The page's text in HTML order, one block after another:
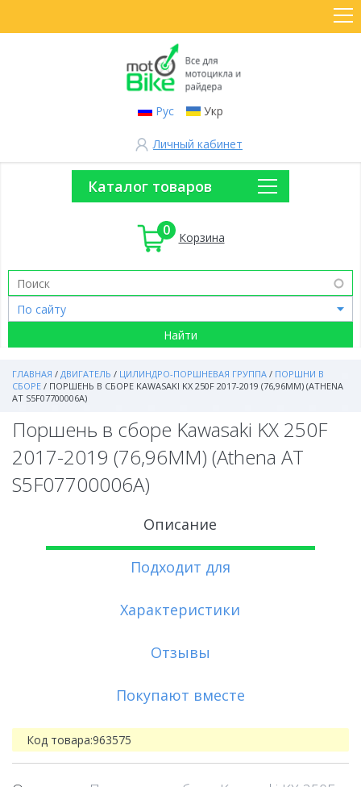
Рус Укр
Личный кабинет
Каталог товаров
0 Корзина
ГЛАВНАЯ / ДВИГАТЕЛЬ / ЦИЛИНДРО-ПОРШНЕВАЯ ГРУППА / ПОРШНИ В
СБОРЕ / ПОРШЕНЬ В СБОРЕ KAWASAKI KX 250F 2017-2019 (76,96MM) (ATHENA
AT S5F07700006A)
Поршень в сборе Kawasaki KX 250F
2017-2019 (76,96MM) (Athena AT
S5F07700006A)
Описание
Подходит для
Характеристики
Отзывы
Покупают вместе
Код товара:963575